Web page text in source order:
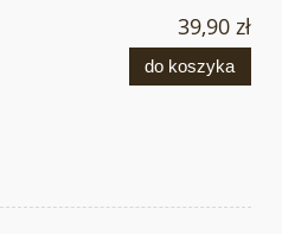
39,90 zł
do koszyka